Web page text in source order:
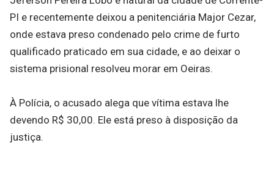
PI e recentemente deixou a penitenciária Major Cezar,
onde estava preso condenado pelo crime de furto
qualificado praticado em sua cidade, e ao deixar o
sistema prisional resolveu morar em Oeiras.
À Polícia, o acusado alega que vítima estava lhe
devendo R$ 30,00. Ele está preso à disposição da
justiça.